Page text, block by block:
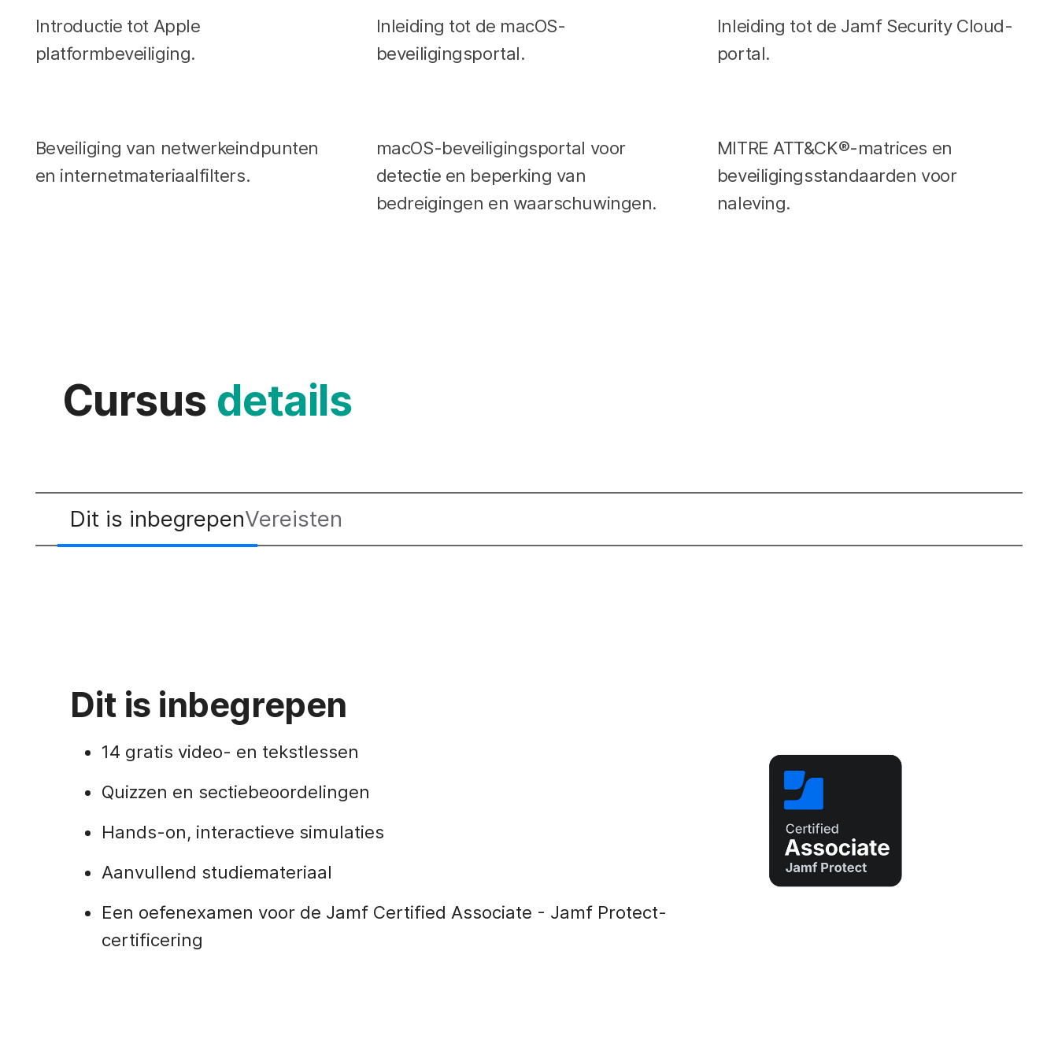
Introductie tot Apple
platformbeveiliging.
Inleiding tot de macOS-
beveiligingsportal.
Inleiding tot de Jamf Security Cloud-
portal.
Beveiliging van netwerkeindpunten
en internetmateriaalfilters.
macOS-beveiligingsportal voor
detectie en beperking van
bedreigingen en waarschuwingen.
MITRE ATT&CK®-matrices en
beveiligingsstandaarden voor
naleving.
Cursus details
Dit is inbegrepenVereisten
Dit is inbegrepen
14 gratis video- en tekstlessen
Quizzen en sectiebeoordelingen
Hands-on, interactieve simulaties
Aanvullend studiemateriaal
Een oefenexamen voor de Jamf Certified Associate - Jamf Protect-
certificering